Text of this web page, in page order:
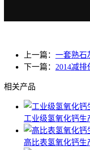
上一篇： 一套熟石
下一篇： 2014减
相关产品
工业级氢氧化钙生
高比表氢氧化钙生